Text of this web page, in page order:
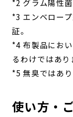
*2 グラム陽性
*3 エンベロー
証。
*4 布製品にお
るわけではあり
*5 無臭ではあり
使い方・